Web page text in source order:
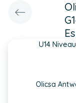
U14
Olicsa